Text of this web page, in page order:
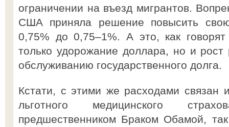
ограничении на въезд мигрантов.
США приняла решение повысить
0,75% до 0,75–1%. А это, как
только удорожание доллара, но и рост
обслуживанию государственного долга.
Кстати, с этими же расходами связан
льготного медицинского
предшественником Браком Обамой,